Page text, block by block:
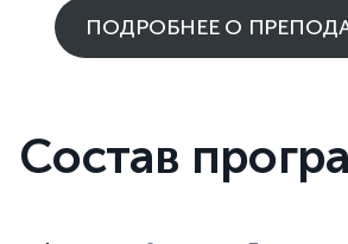
ПОДРОБНЕЕ О
Состав